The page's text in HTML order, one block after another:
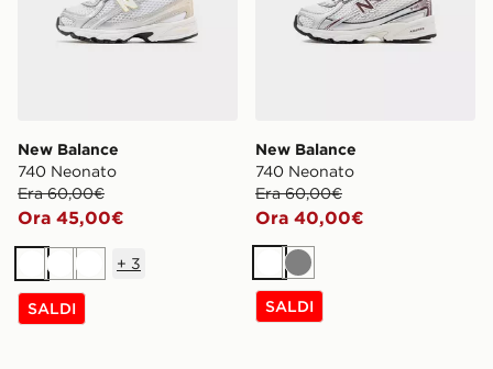
New Balance
740 Neonato
Era 60,00€
Ora 45,00€
BiancoBianco
Bianco
+ 3
SALDI
New Balance
740 Neonato
Era 60,00€
Ora 40,00€
BiancoGrigio
SALDI